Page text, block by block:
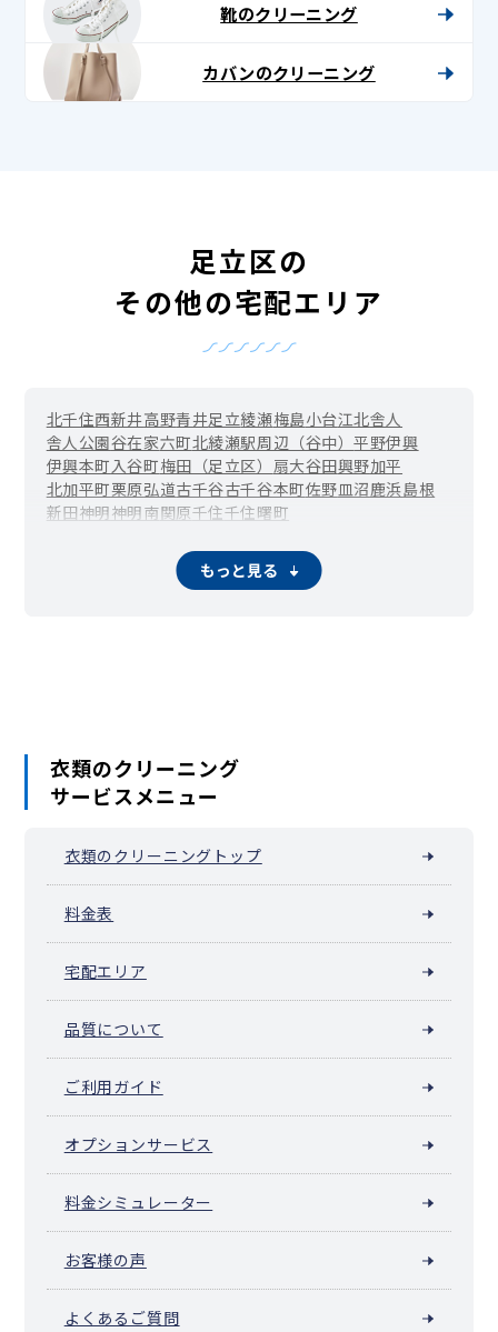
靴のクリーニング
カバンのクリーニング
足立区の
その他の宅配エリア
北千住西新井高野青井足立綾瀬梅島小台江北舎人
舎人公園谷在家六町北綾瀬駅周辺（谷中）平野伊興
伊興本町入谷町梅田（足立区） 扇大谷田興野加平
北加平町栗原弘道古千谷古千谷本町佐野皿沼鹿浜島根
新田神明神明南関原千住千住曙町
千住関屋町千住龍田町千住中居町
千住緑町 千住宮元町千住元町
もっと見る
衣類のクリーニング
サービスメニュー
衣類のクリーニングトップ
料金表
宅配エリア
品質について
ご利用ガイド
オプションサービス
料金シミュレーター
お客様の声
よくあるご質問